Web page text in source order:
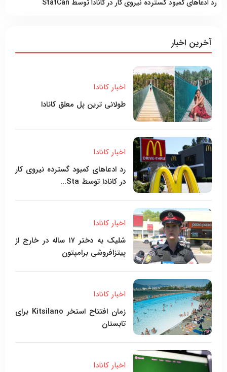
رد ادعاهای کمبود گسترده نیروی کار در کانادا توسط StatCan
آخرین اخبار
اخبار کانادا
طولانی ترین پل معلق کانادا
اخبار کانادا
رد ادعاهای کمبود گسترده نیروی کار
در کانادا توسط Sta...
اخبار کانادا
شلیک به دختر ۱۷ ساله در خارج از
پیتزافروشی برامپتون
اخبار کانادا
زمان افتتاح استخر Kitsilano برای
تابستان
اخبار کانادا